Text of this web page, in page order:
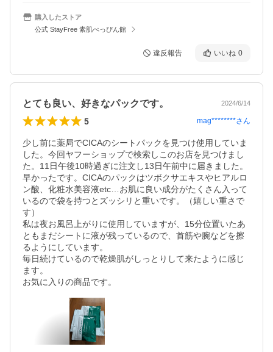
購入したストア
公式 StayFree 素肌べっぴん館
違反報告 いいね 0
とても良い、好きなパックです。 2024/6/14
5 mag********さん
少し前に薬局でCICAのシートパックを見つけ使用していま
した。今回ヤフーショップで検索しこのお店を見つけまし
た。11日午後10時過ぎに注文し13日午前中に届きました。
早かったです。CICAのパックはツボクサエキスやヒアルロ
ン酸、化粧水美容液etc…お肌に良い成分がたくさん入って
いるので袋を持つとズッシリと重いです。（嬉しい重さで
す）
私は夜お風呂上がりに使用していますが、15分位置いたあ
ともまだシートに液が残っているので、首筋や腕などを擦
るようにしています。
毎日続けているので乾燥肌がしっとりして来たように感じ
ます。
お気に入りの商品です。